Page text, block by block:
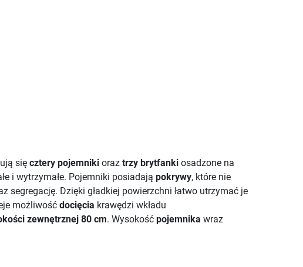
się cztery pojemniki oraz trzy brytfanki osadzone na
i wytrzymałe. Pojemniki posiadają pokrywy, które nie
segregację. Dzięki gładkiej powierzchni łatwo utrzymać je
możliwość docięcia krawędzi wkładu
zewnętrznej 80 cm. Wysokość pojemnika wraz